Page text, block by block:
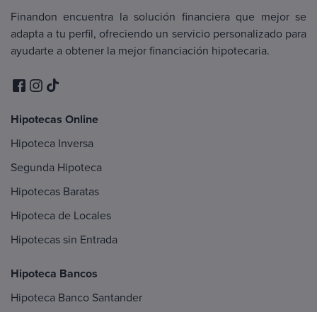
Finandon encuentra la solución financiera que mejor se
adapta a tu perfil, ofreciendo un servicio personalizado para
ayudarte a obtener la mejor financiación hipotecaria.
Hipotecas Online
Hipoteca Inversa
Segunda Hipoteca
Hipotecas Baratas
Hipoteca de Locales
Hipotecas sin Entrada
Hipoteca Bancos
Hipoteca Banco Santander